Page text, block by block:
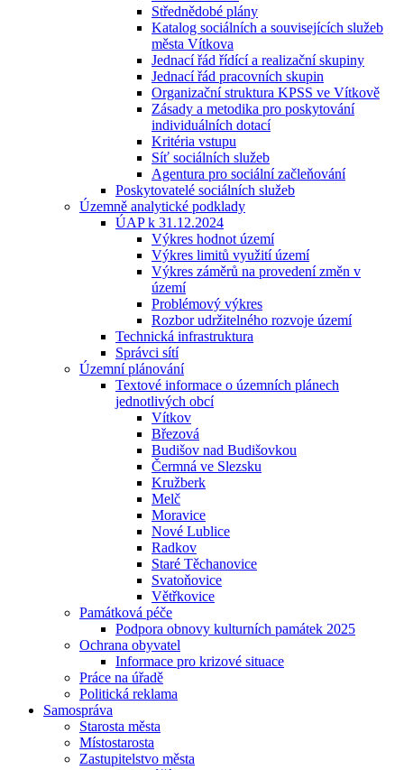
Střednědobé plány
Katalog sociálních a souvisejících služeb
města Vítkova
Jednací řád řídící a realizační skupiny
Jednací řád pracovních skupin
Organizační struktura KPSS ve Vítkově
Zásady a metodika pro poskytování
individuálních dotací
Kritéria vstupu
Síť sociálních služeb
Agentura pro sociální začleňování
Poskytovatelé sociálních služeb
Územně analytické podklady
ÚAP k 31.12.2024
Výkres hodnot území
Výkres limitů využití území
Výkres záměrů na provedení změn v
území
Problémový výkres
Rozbor udržitelného rozvoje území
Technická infrastruktura
Správci sítí
Územní plánování
Textové informace o územních plánech
jednotlivých obcí
Vítkov
Březová
Budišov nad Budišovkou
Čermná ve Slezsku
Kružberk
Melč
Moravice
Nové Lublice
Radkov
Staré Těchanovice
Svatoňovice
Větřkovice
Památková péče
Podpora obnovy kulturních památek 2025
Ochrana obyvatel
Informace pro krizové situace
Práce na úřadě
Politická reklama
Samospráva
Starosta města
Místostarosta
Zastupitelstvo města